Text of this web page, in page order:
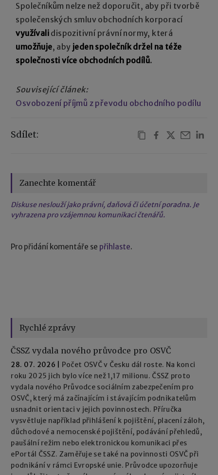
Společníkům nelze než doporučit, aby při tvorbě
společenských smluv obchodních korporací
využívali dispozitivní právní normy, která
umožňuje, aby jeden společník držel na téže
společnosti více obchodních podílů.
Související článek:
Osvobození příjmů z převodu obchodního podílu
Sdílet:
Zanechte komentář
Diskuse neslouží jako právní, daňová či účetní poradna. Je
vyhrazena pro vzájemnou komunikaci čtenářů.
Pro přidání komentáře se přihlaste.
Rychlé zprávy
ČSSZ vydala nového průvodce pro OSVČ
28. 07. 2026
Počet OSVČ v Česku dál roste. Na konci
roku 2025 jich bylo více než 1,17 milionu. ČSSZ proto
vydala nového Průvodce sociálním zabezpečením pro
OSVČ, který má začínajícím i stávajícím podnikatelům
usnadnit orientaci v jejich povinnostech. Příručka
vysvětluje například přihlášení k pojištění, placení záloh,
důchodové a nemocenské pojištění, podávání přehledů,
paušální režim nebo elektronickou komunikaci přes
ePortál ČSSZ. Zaměřuje se také na povinnosti OSVČ při
podnikání v rámci Evropské unie. Průvodce upozorňuje